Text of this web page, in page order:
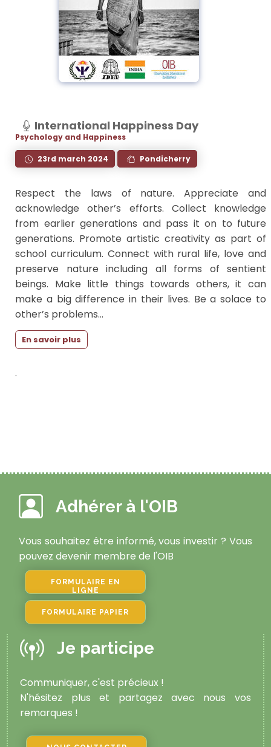
International Happiness Day
Psychology and Happiness
23rd march 2024 Pondicherry
Respect the laws of nature. Appreciate and
acknowledge other’s efforts. Collect knowledge
from earlier generations and pass it on to future
generations. Promote artistic creativity as part of
school curriculum. Connect with rural life, love and
preserve nature including all forms of sentient
beings. Make little things towards others, it can
make a big difference in their lives. Be a solace to
other’s problems...
En savoir plus
.
Adhérer à l'OIB
Vous souhaitez être informé, vous investir ? Vous
pouvez devenir membre de l'OIB
FORMULAIRE EN
LIGNE
FORMULAIRE PAPIER
Je participe
Communiquer, c'est précieux !
N'hésitez plus et partagez avec nous vos
remarques !